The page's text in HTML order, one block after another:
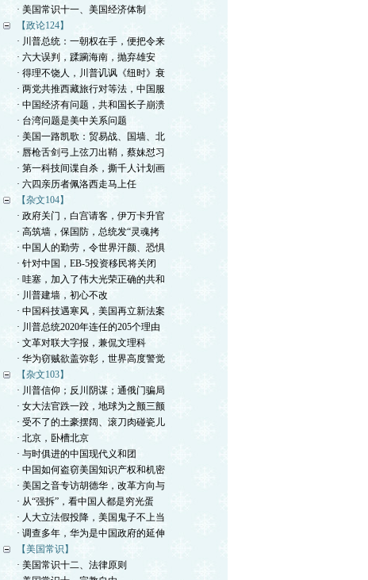
· 美国常识十一、美国经济体制
【政论124】
· 川普总统：一朝权在手，便把令来
· 六大误判，蹂躏海南，抛弃雄安
· 得理不饶人，川普讥讽《纽时》衰
· 两党共推西藏旅行对等法，中国服
· 中国经济有问题，共和国长子崩溃
· 台湾问题是美中关系问题
· 美国一路凯歌：贸易战、国墙、北
· 唇枪舌剑弓上弦刀出鞘，蔡妹怼习
· 第一科技间谍自杀，撕千人计划画
· 六四亲历者佩洛西走马上任
【杂文104】
· 政府关门，白宫请客，伊万卡升官
· 高筑墙，保国防，总统发“灵魂拷
· 中国人的勤劳，令世界汗颜、恐惧
· 针对中国，EB-5投资移民将关闭
· 哇塞，加入了伟大光荣正确的共和
· 川普建墙，初心不改
· 中国科技遇寒风，美国再立新法案
· 川普总统2020年连任的205个理由
· 文革对联大字报，兼侃文理科
· 华为窃贼欲盖弥彰，世界高度警觉
【杂文103】
· 川普信仰；反川阴谋；通俄门骗局
· 女大法官跌一跤，地球为之颤三颤
· 受不了的土豪摆阔、滚刀肉碰瓷儿
· 北京，卧槽北京
· 与时俱进的中国现代义和团
· 中国如何盗窃美国知识产权和机密
· 美国之音专访胡德华，改革方向与
· 从“强拆”，看中国人都是穷光蛋
· 人大立法假投降，美国鬼子不上当
· 调查多年，华为是中国政府的延伸
【美国常识】
· 美国常识十二、法律原则